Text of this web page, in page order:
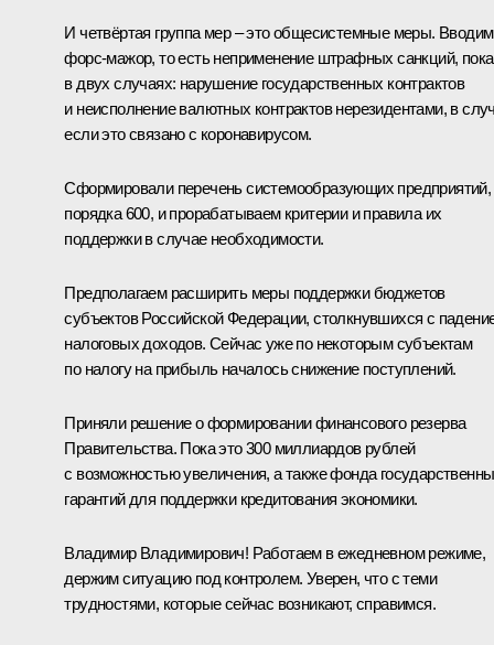
И четвёртая группа мер – это общесистемные меры. Вводим
форс-мажор, то есть неприменение штрафных санкций, пока
в двух случаях: нарушение государственных контрактов
и неисполнение валютных контрактов нерезидентами, в
если это связано с коронавирусом.
Сформировали перечень системообразующих предприятий,
порядка 600, и прорабатываем критерии и правила их
поддержки в случае необходимости.
Предполагаем расширить меры поддержки бюджетов
субъектов Российской Федерации, столкнувшихся с
налоговых доходов. Сейчас уже по некоторым субъектам
по налогу на прибыль началось снижение поступлений.
Приняли решение о формировании финансового резерва
Правительства. Пока это 300 миллиардов рублей
с возможностью увеличения, а также фонда
гарантий для поддержки кредитования экономики.
Владимир Владимирович! Работаем в ежедневном режиме,
держим ситуацию под контролем. Уверен, что с теми
трудностями, которые сейчас возникают, справимся.